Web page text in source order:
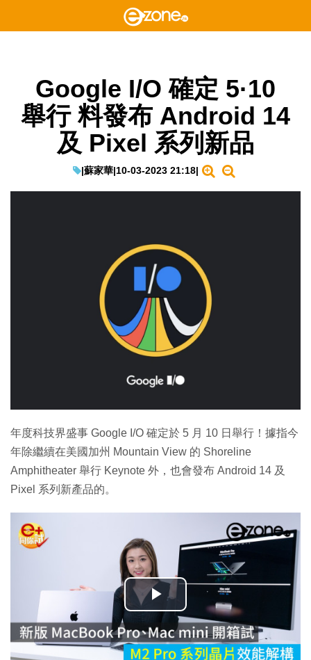
Google I/O 確定 5·10
舉行 料發布 Android 14
及 Pixel 系列新品
|蘇家華|10-03-2023 21:18|
年度科技界盛事 Google I/O 確定於 5 月 10 日舉行！據指今
年除繼續在美國加州 Mountain View 的 Shoreline
Amphitheater 舉行 Keynote 外，也會發布 Android 14 及
Pixel 系列新產品的。
播
放